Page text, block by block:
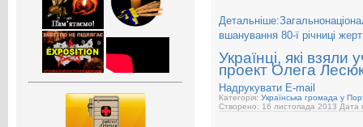
вшанування 80-ї річниці
Українці, які взяли
проект Олега
Надрукувати E-mail
Категорія: Українська громада у
Створено: 16 листопада 2013 Дата